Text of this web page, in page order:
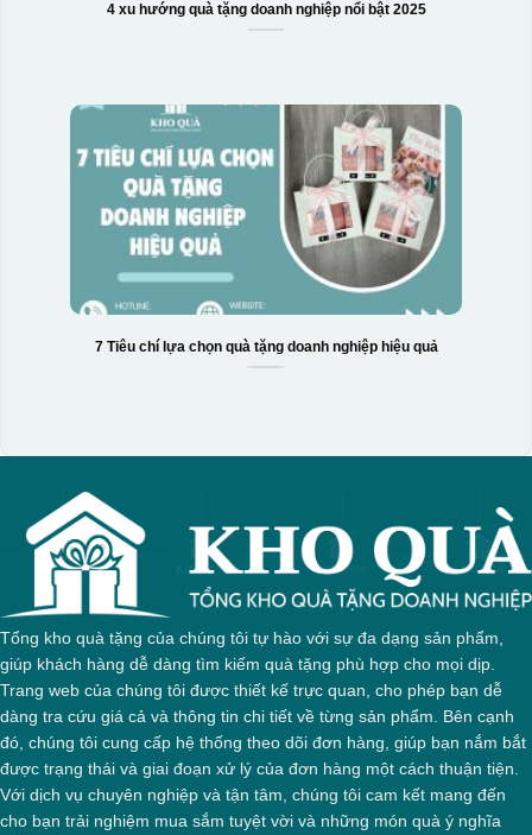
4 xu hướng quà tặng doanh nghiệp nổi bật 2025
7 Tiêu chí lựa chọn quà tặng doanh nghiệp hiệu quả
Tổng kho quà tặng của chúng tôi tự hào với sự đa dạng sản phẩm,
giúp khách hàng dễ dàng tìm kiếm quà tặng phù hợp cho mọi dịp.
Trang web của chúng tôi được thiết kế trực quan, cho phép bạn dễ
dàng tra cứu giá cả và thông tin chi tiết về từng sản phẩm. Bên cạnh
đó, chúng tôi cung cấp hệ thống theo dõi đơn hàng, giúp bạn nắm bắt
được trạng thái và giai đoạn xử lý của đơn hàng một cách thuận tiện.
Với dịch vụ chuyên nghiệp và tận tâm, chúng tôi cam kết mang đến
cho bạn trải nghiệm mua sắm tuyệt vời và những món quà ý nghĩa